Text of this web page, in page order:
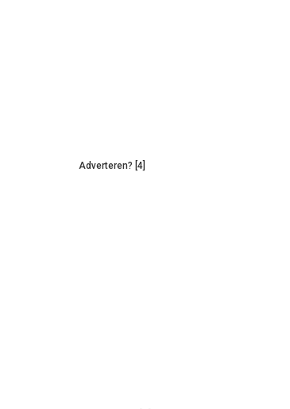
Adverteren? [4]